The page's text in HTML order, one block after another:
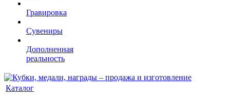
Гравировка
Сувениры
Дополненная
реальность
Каталог